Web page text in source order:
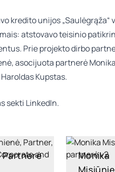
kredito unijos
atstovavo teisinio
Prie projekto dirbo
, asocijuota partnerė
Haroldas Kupstas.
sekti LinkedIn.
Partnerė
Monika